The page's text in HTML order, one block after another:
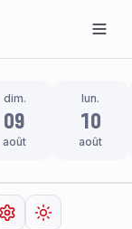
dim.
09
août
lun.
10
août
Ouvrir lesChanger de